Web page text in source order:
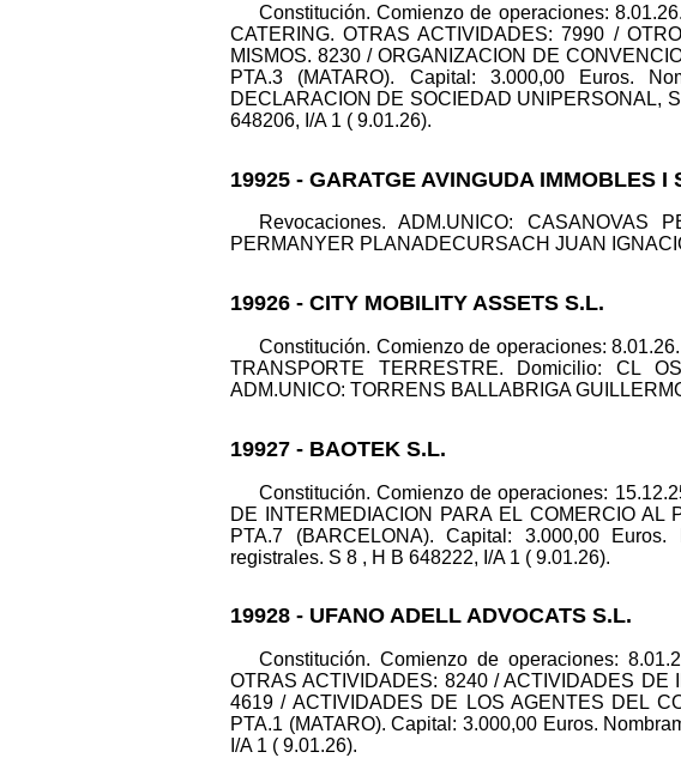
Constitución. Comienzo de operaciones:
CATERING. OTRAS ACTIVIDADES: 7990 /
MISMOS. 8230 / ORGANIZACION DE
PTA.3 (MATARO). Capital: 3.000,00 Euros.
DECLARACION DE SOCIEDAD UNIPERSONAL,
648206, I/A 1 ( 9.01.26).
19925 - GARATGE AVINGUDA IMMOBLES I
Revocaciones. ADM.UNICO: CASANOVAS
PERMANYER PLANADECURSACH JUAN
19926 - CITY MOBILITY ASSETS S.L.
Constitución. Comienzo de operaciones:
TRANSPORTE TERRESTRE. Domicilio: CL
ADM.UNICO: TORRENS BALLABRIGA
19927 - BAOTEK S.L.
Constitución. Comienzo de operaciones:
DE INTERMEDIACION PARA EL COMERCIO
PTA.7 (BARCELONA). Capital: 3.000,00
registrales. S 8 , H B 648222, I/A 1 ( 9.01.26).
19928 - UFANO ADELL ADVOCATS S.L.
Constitución. Comienzo de operaciones:
OTRAS ACTIVIDADES: 8240 / ACTIVIDADES DE
4619 / ACTIVIDADES DE LOS AGENTES DEL
PTA.1 (MATARO). Capital: 3.000,00 Euros.
I/A 1 ( 9.01.26).